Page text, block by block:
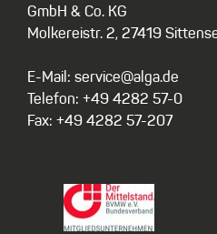
GmbH & Co. KG
Molkereistr. 2, 27419
E-Mail: service@alga.de
Telefon: +49 4282 57-0
Fax: +49 4282 57-207